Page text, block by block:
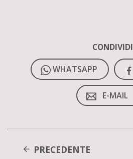
CONDIVIDI
WHATSAPP
E-MAIL
PRECEDENTE